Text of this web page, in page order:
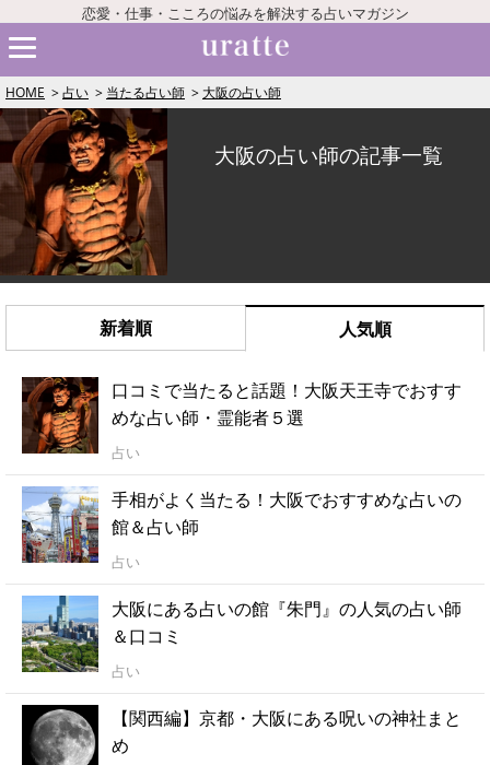
恋愛・仕事・こころの悩みを解決する占いマガジン
HOME 占い 当たる占い師 大阪の占い師
大阪の占い師の記事一覧
新着順 人気順
口コミで当たると話題！大阪天王寺でおすす
めな占い師・霊能者５選
占い
手相がよく当たる！大阪でおすすめな占いの
館＆占い師
占い
大阪にある占いの館『朱門』の人気の占い師
＆口コミ
占い
【関西編】京都・大阪にある呪いの神社まと
め